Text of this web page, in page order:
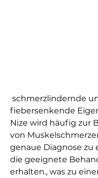
fiebersenkende
Nize wird häufig zur
von
genaue Diagnose zu
die geeignete
erhalten., was zu